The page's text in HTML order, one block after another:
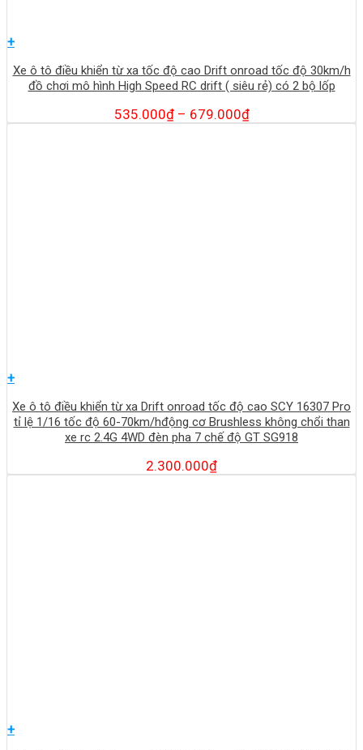
+
Xe ô tô điều khiển từ xa tốc độ cao Drift onroad tốc độ 30km/h
đồ chơi mô hình High Speed RC drift ( siêu rẻ) có 2 bộ lốp
535.000₫– 679.000₫
+
Xe ô tô điều khiển từ xa Drift onroad tốc độ cao SCY 16307 Pro
tỉ lệ 1/16 tốc độ 60-70km/hđộng cơ Brushless không chổi than
xe rc 2.4G 4WD đèn pha 7 chế độ GT SG918
2.300.000₫
+